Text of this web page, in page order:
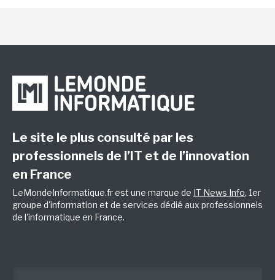
Le site le plus consulté par les
professionnels de l’IT et de l’innovation
en France
LeMondeInformatique.fr est une marque de IT News Info, 1er
groupe d'information et de services dédié aux professionnels
de l'informatique en France.